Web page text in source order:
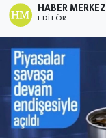
HABER MERKEZI
EDITÖR